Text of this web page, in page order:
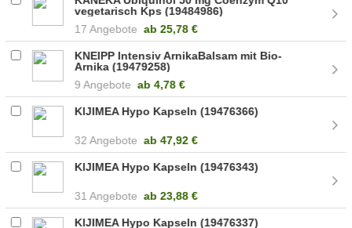
vegetarisch Kps (19484986)
17 Angebote ab 25,78 €
KNEIPP Intensiv ArnikaBalsam mit Bio-
Arnika (19479258)
9 Angebote ab4,78 €
KIJIMEA Hypo Kapseln (19476366)
32 Angebote ab47,92 €
KIJIMEA Hypo Kapseln (19476343)
31 Angebote ab 23,88 €
KIJIMEA Hypo Kapseln (19476337)